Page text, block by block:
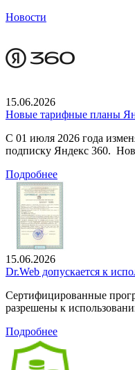
Новости
15.06.2026
Новые тарифные планы
С 01 июля 2026 года
подписку Яндекс 360.
Подробнее
15.06.2026
Dr.Web допускается к
Сертифицированные
разрешены к
Подробнее